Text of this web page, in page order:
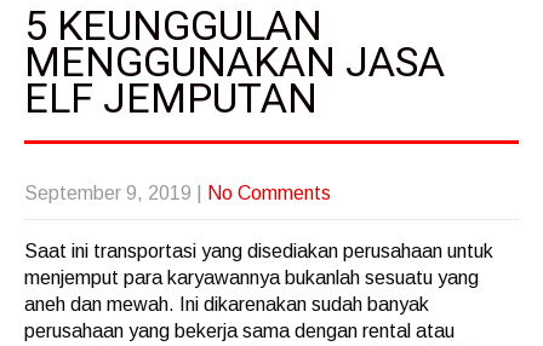
5 KEUNGGULAN
MENGGUNAKAN JASA
ELF JEMPUTAN
September 9, 2019 No Comments
Saat ini transportasi yang disediakan perusahaan untuk
menjemput para karyawannya bukanlah sesuatu yang
aneh dan mewah. Ini dikarenakan sudah banyak
perusahaan yang bekerja sama dengan rental atau